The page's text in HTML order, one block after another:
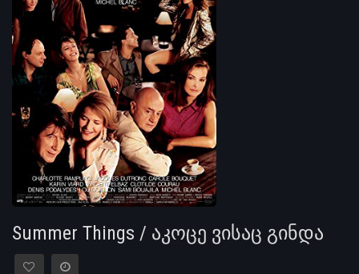
Summer Things / აკოცე ვისაც გინდა